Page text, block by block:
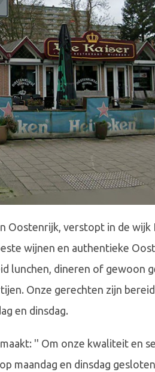
Oostenrijk, verstopt in de
wijnen en authentieke
lunchen, dineren of gewoon
Onze gerechten zijn
en dinsdag.
'' Om onze kwaliteit en
maandag en dinsdag